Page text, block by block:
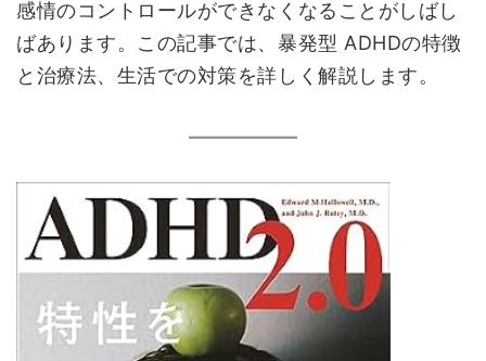
感情のコントロールができなくなることがしばし
ばあります。この記事では、暴発型 ADHDの特徴
と治療法、生活での対策を詳しく解説します。